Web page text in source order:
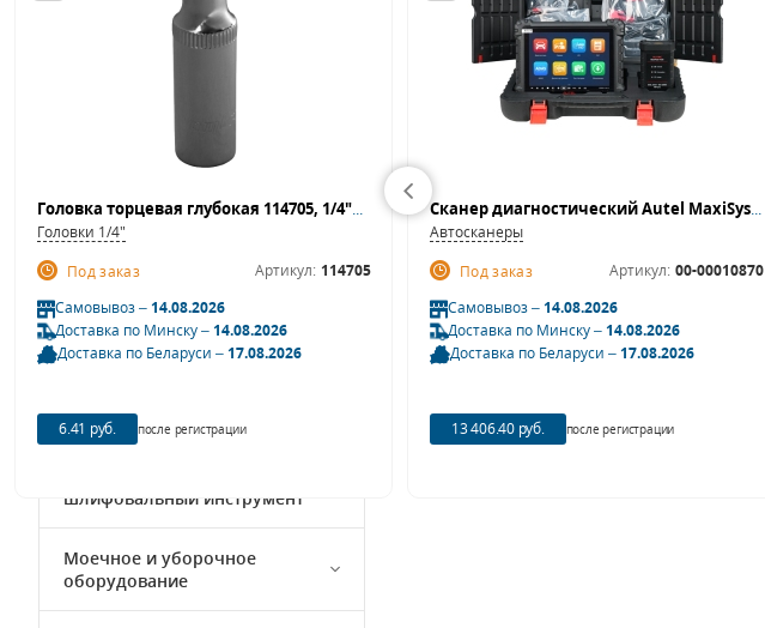
Насосы для перекачки топлива
Масленки для машинного масла
по замене масла
Счетчики контроля и учета
Окрасочное оборудование
Компрессорное оборудование
Автохимия и автокосметика
шлифовальный инструмент
Моечное и уборочное
оборудование
Головка торцевая глубокая 114705, 1/4"DR, внешний TORX®, E5
Головки 1/4"
Под заказ
Артикул: 114705
Самовывоз –14.08.2026
Доставка по Минску –14.08.2026
Доставка по Беларуси –17.08.2026
6.41 руб. после регистрации
Сканер диагностический Autel MaxiSys MS909S2, J2534, DoIP, D-PDU
Автосканеры
Под заказ
Артикул: 00-00010870
Самовывоз –14.08.2026
Доставка по Минску –14.08.2026
Доставка по Беларуси –17.08.2026
13 406.40 руб. после регистрации